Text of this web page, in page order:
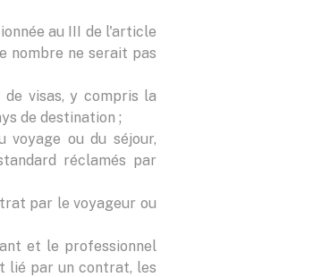
au III de l'article
nombre ne serait pas
visas, y compris la
de destination ;
ou du séjour,
réclamés par
par le voyageur ou
et le professionnel
lié par un contrat, les